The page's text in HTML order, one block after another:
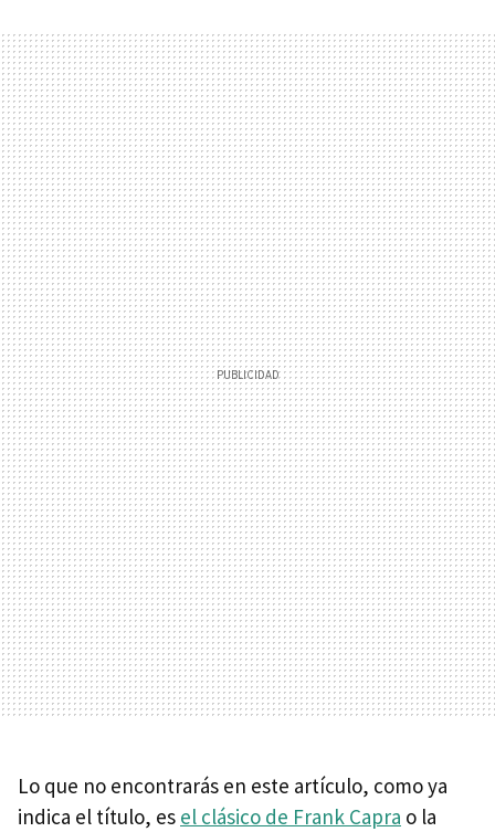
Lo que no encontrarás en este artículo, como ya
indica el título, es el clásico de Frank Capra o la